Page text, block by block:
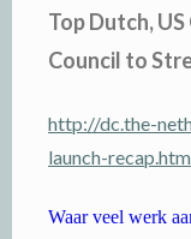
Top Dutch,
Council to
http://dc.the-
launch-
Waar veel werk